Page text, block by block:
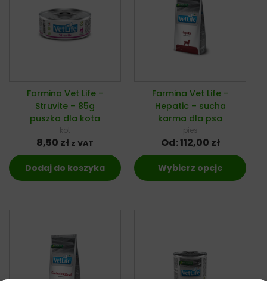
Farmina Vet Life –
Struvite – 85g
puszka dla kota
kot
8,50 zł z VAT
Dodaj do koszyka
Farmina Vet Life –
Hepatic – sucha
karma dla psa
pies
Od:112,00 zł
Wybierz opcje